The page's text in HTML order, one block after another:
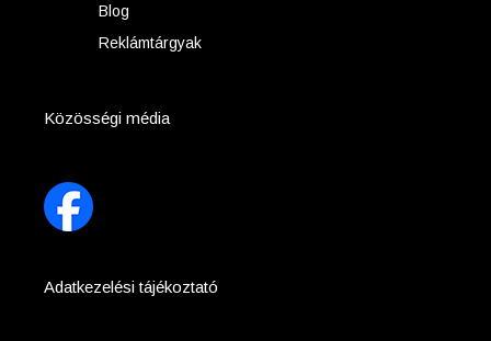
Blog
Reklámtárgyak
Közösségi média
Adatkezelési tájékoztató